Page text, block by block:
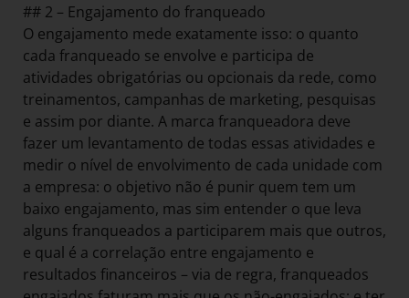
## 2 – Engajamento do franqueado
O engajamento mede exatamente isso: o quanto
cada franqueado se envolve e participa de
atividades obrigatórias ou opcionais da rede, como
treinamentos, campanhas de marketing, pesquisas
e assim por diante. A marca franqueadora deve
fazer um levantamento de todas essas atividades e
medir o nível de envolvimento de cada unidade com
a empresa: o objetivo não é punir quem tem um
baixo engajamento, mas sim entender o que leva
alguns franqueados a participarem mais que outros,
e qual é a correlação entre engajamento e
resultados financeiros – via de regra, franqueados